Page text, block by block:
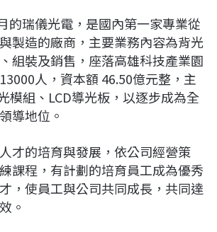
的瑞儀光電，是國內第一家專業從
製造的廠商，主要業務內容為背光
組裝及銷售，座落高雄科技產業園
人，資本額 46.50億元整，主
模組、LCD導光板，以逐步成為全
導地位。
才的培育與發展，依公司經營策
課程，有計劃的培育員工成為優秀
，使員工與公司共同成長，共同達
。